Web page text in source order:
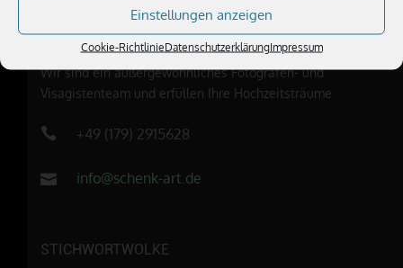
Einstellungen anzeigen
Cookie-RichtlinieDatenschutzerklärungImpressum
ÜBER UNS
Wir sind ein außergewöhnliches Fotografen- und
Visagistenteam und erfüllen Ihre Hochzeitsträume
+49 (179) 2915628
info@schenk-art.de
STICHWORTWOLKE